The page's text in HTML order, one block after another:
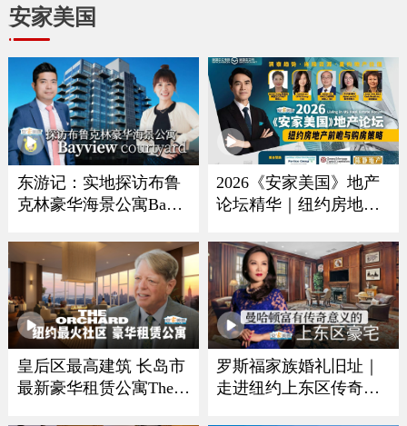
安家美国
东游记：实地探访布鲁
克林豪华海景公寓Bayvi
2026《安家美国》地产
论坛精华｜纽约房地产
解析
皇后区最高建筑 长岛市
最新豪华租赁公寓The O
罗斯福家族婚礼旧址｜
走进纽约上东区传奇豪